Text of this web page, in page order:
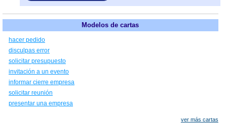
Modelos de cartas
hacer pedido
disculpas error
solicitar presupuesto
invitación a un evento
informar cierre empresa
solicitar reunión
presentar una empresa
ver más cartas